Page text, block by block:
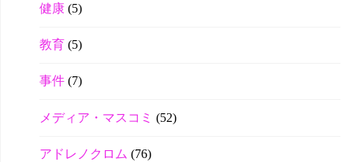
健康(5)
教育(5)
事件(7)
メディア・マスコミ (52)
アドレノクロム (76)